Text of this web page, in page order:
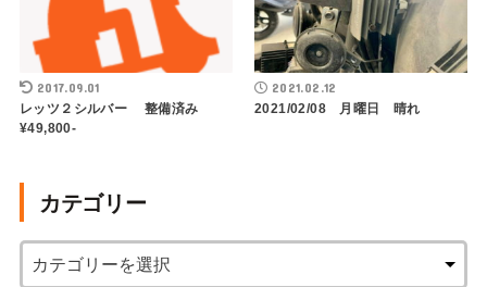
2017.09.01
レッツ２シルバー 整備済み
¥49,800-
2021.02.12
2021/02/08 月曜日 晴れ
カテゴリー